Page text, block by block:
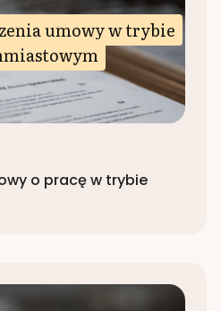
umowy w trybie
o pracę w trybie